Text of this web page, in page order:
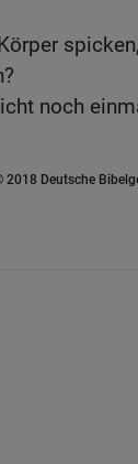
noch
Deutsche